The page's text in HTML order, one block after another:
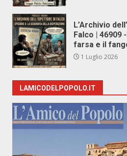
L’Archivio
Falco | 46909
farsa e il
1 Luglio 2026
LAMICODELPOPOLO.IT